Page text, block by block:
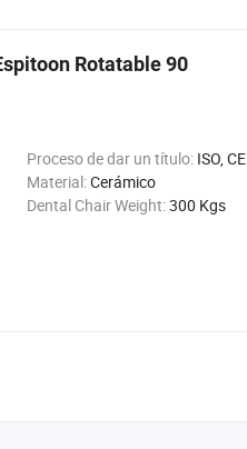
Rotatable 90
Proceso de dar un título: ISO, CE
Material:Cerámico
Dental Chair Weight:300 Kgs